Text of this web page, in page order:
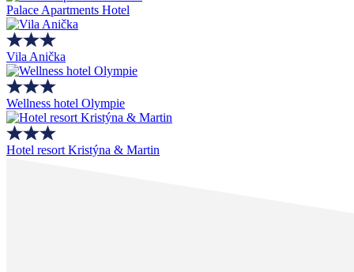
Palace Apartments Hotel
Vila Anička
Wellness hotel Olympie
Hotel resort Kristýna & Martin